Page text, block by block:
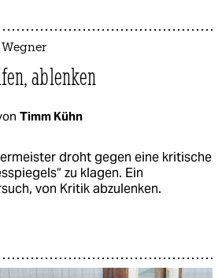
ablenken
Timm Kühn
droht gegen eine kritische
zu klagen. Ein
von Kritik abzulenken.